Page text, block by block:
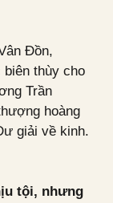
Đồn,
thùy cho
Trần
hoàng
giải về kinh.
tội, nhưng